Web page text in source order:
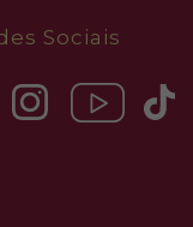
Sociais